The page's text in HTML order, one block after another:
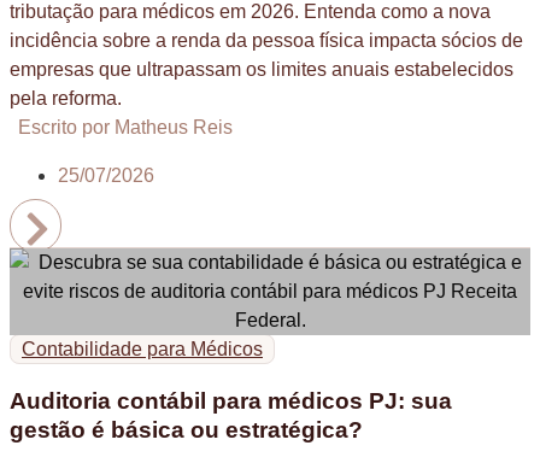
tributação para médicos em 2026. Entenda como a nova
incidência sobre a renda da pessoa física impacta sócios de
empresas que ultrapassam os limites anuais estabelecidos
pela reforma.
Escrito por Matheus Reis
25/07/2026
Contabilidade para Médicos
Auditoria contábil para médicos PJ: sua
gestão é básica ou estratégica?